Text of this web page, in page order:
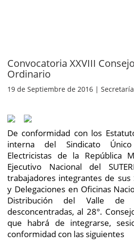
Convocatoria XXVIII
Ordinario
19 de Septiembre de 2016 |
De conformidad con los
interna del Sindicato
Electricistas de la República
Ejecutivo Nacional del
trabajadores integrantes de sus
y Delegaciones en Oficinas
Distribución del Valle de
desconcentradas, al 28°.
que habrá de integrarse,
conformidad con las siguientes